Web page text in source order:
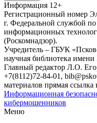
Информация 12+
Регистрационный номер
г. Федеральной службой по
информационных
(Роскомнадзор).
Учредитель – ГБУК
научная библиотека
Главный редактор Л.О.
+7(8112)72-84-01,
материалов прямая ссылка
Информационная
кибермошенников
Меню